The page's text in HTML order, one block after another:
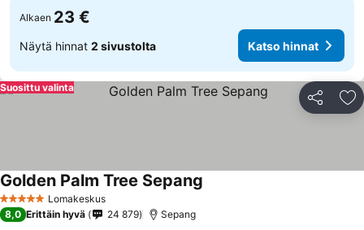
Alkaen 23 €
Näytä hinnat 2 sivustolta Katso hinnat
Jaa
Suosittu valinta
5 TähtiluokitusLomakeskus
Golden Palm Tree Sepang
8,0 Erittäin hyvä 24 879 Sepang